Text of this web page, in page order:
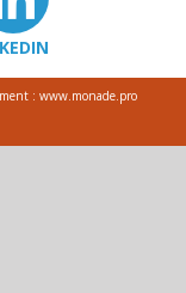
: www.monade.pro